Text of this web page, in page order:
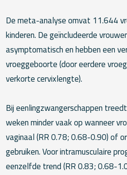
De meta-analyse omvat 11.644
kinderen. De geïncludeerde
asymptomatisch en hebben een
vroeggeboorte (door eerdere
verkorte cervixlengte).
Bij eenlingzwangerschappen
weken minder vaak op wanneer
vaginaal (RR 0.78; 0.68-0.90) of
gebruiken. Voor intramusculaire
eenzelfde trend (RR 0.83; 0.68-